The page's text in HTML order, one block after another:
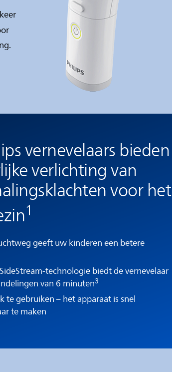
vernevelaars bieden
verlichting van
voor het
1
geeft uw kinderen een betere
technologie biedt de vernevelaar
van 6 minuten3
te gebruiken – het apparaat is snel
te maken